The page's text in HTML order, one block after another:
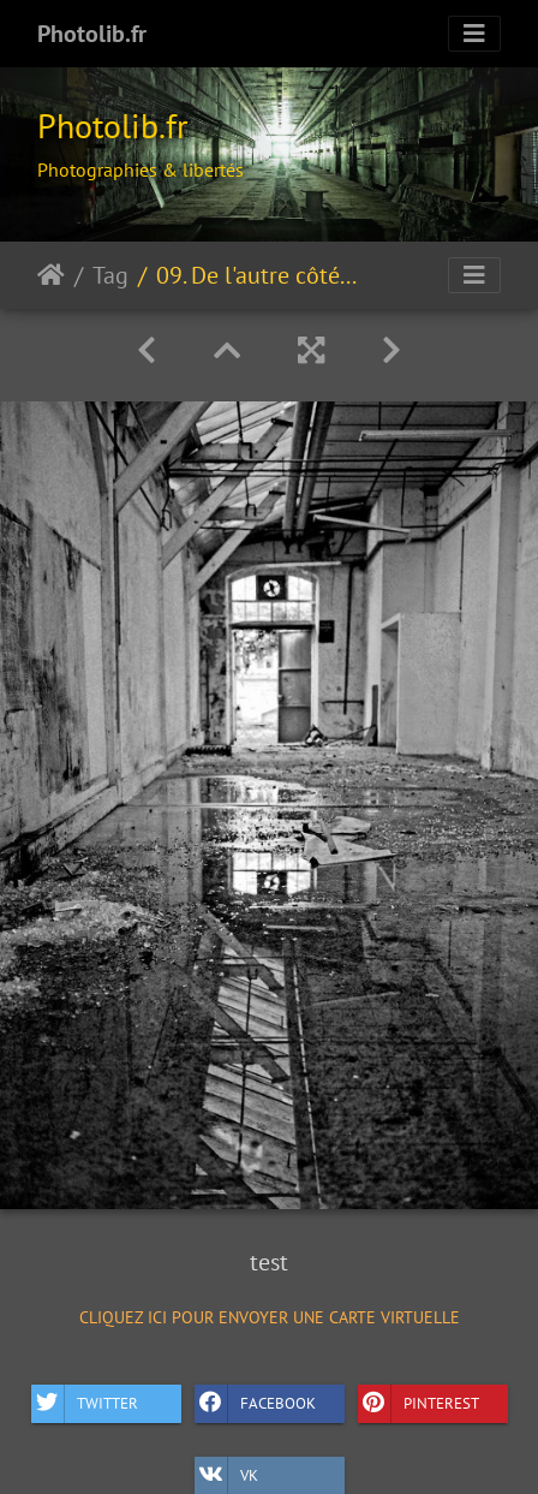
Photolib.fr
Photolib.fr
Photographies & libertés
Tag 09. De l'autre côté du miroir
test
CLIQUEZ ICI POUR ENVOYER UNE CARTE VIRTUELLE
TWITTER FACEBOOK PINTEREST
VK